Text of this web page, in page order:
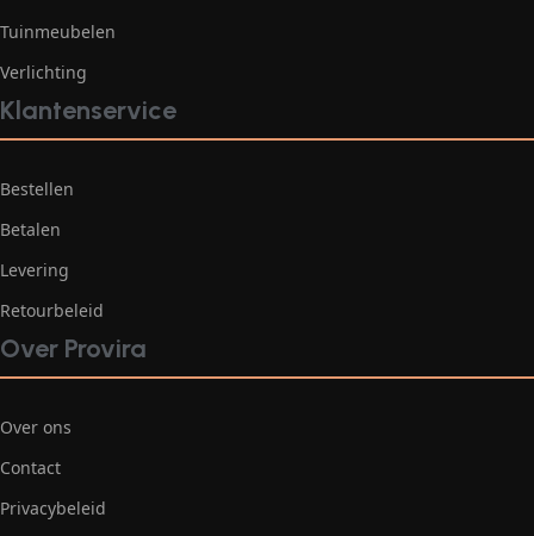
Tuinmeubelen
Verlichting
Klantenservice
Bestellen
Betalen
Levering
Retourbeleid
Over Provira
Over ons
Contact
Privacybeleid